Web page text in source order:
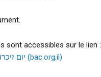
sont accessibles sur le lien :
יום זיכרון | בית אבי חי (bac.org.il)